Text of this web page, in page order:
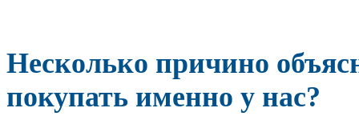
Несколько причино
покупать именно у нас?